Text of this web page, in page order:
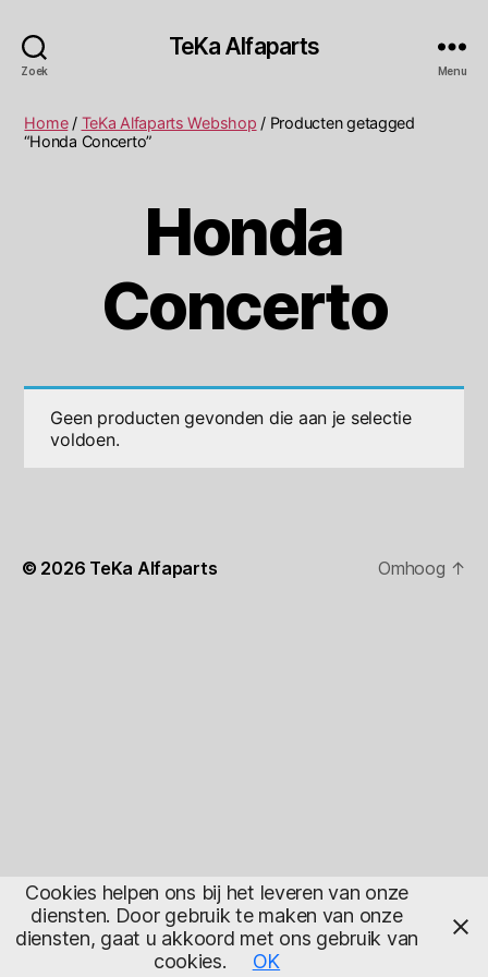
Zoek
TeKa Alfaparts
Menu
Home/ TeKa Alfaparts Webshop / Producten getagged
“Honda Concerto”
Honda
Concerto
Geen producten gevonden die aan je selectie
voldoen.
© 2026 TeKa Alfaparts Omhoog ↑
Cookies helpen ons bij het leveren van onze
diensten. Door gebruik te maken van onze
diensten, gaat u akkoord met ons gebruik van
cookies.
OK